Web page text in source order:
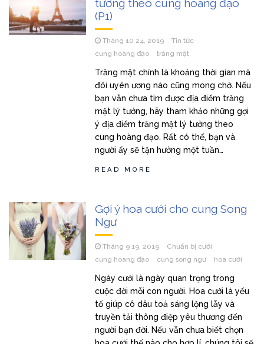
tưởng theo cung hoàng đạo
(P1)
Tháng 10 24, 2019
Tin tức
cung hoàng đạo
trăng mật
Trăng mật chính là khoảng thời gian mà
đôi uyên ương nào cũng mong chờ. Nếu
bạn vẫn chưa tìm được địa điểm trăng
mật lý tưởng, hãy tham khảo những gợi
ý địa điểm trăng mật lý tưởng theo
cung hoàng đạo. Rất có thể, bạn và
người ấy sẽ tận hưởng một tuần…
READ MORE
Gợi ý hoa cưới cho cung Song
Ngư
Tháng 9 19, 2019
Chuẩn bị cưới
cung hoàng đạo
cung song ngư hoa cưới
Ngày cưới là ngày quan trọng trong
cuộc đời mỗi con người. Hoa cưới là yếu
tố giúp cô dâu toả sáng lộng lẫy và
truyền tải thông điệp yêu thương đến
người bạn đời. Nếu vẫn chưa biết chọn